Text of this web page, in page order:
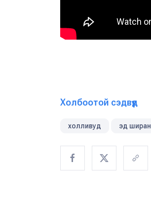
Холбоотой сэдвүүд
холливуд эд ширан